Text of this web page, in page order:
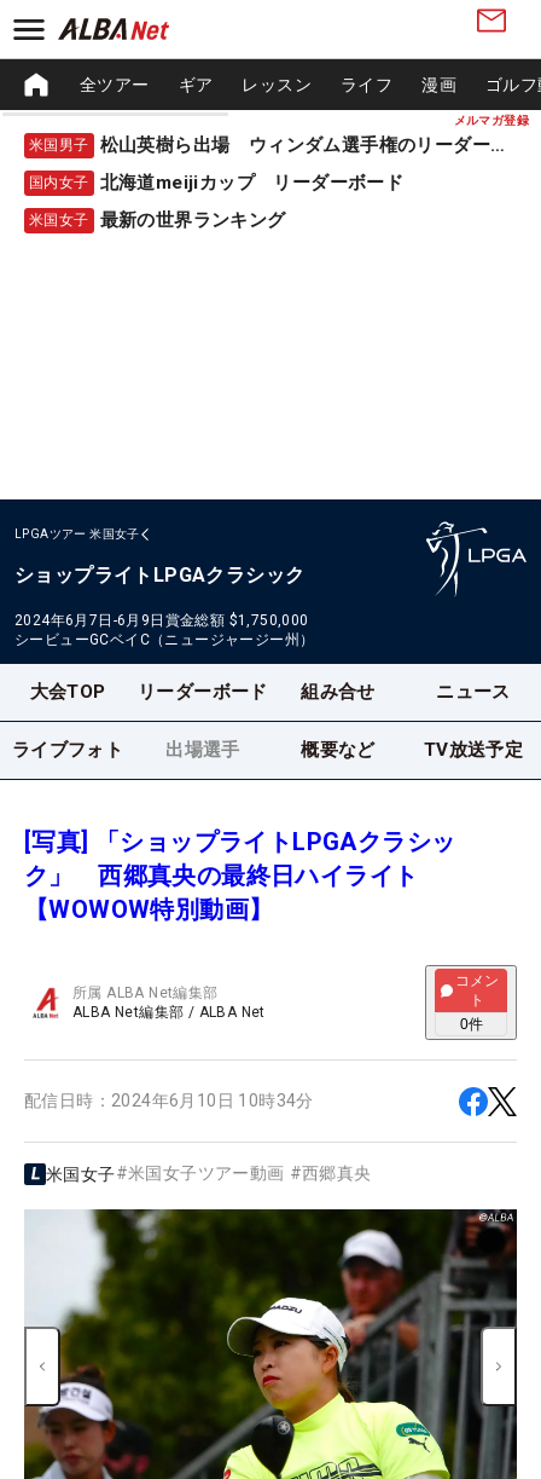
メルマガ登録
全ツアー ギア レッスン ライフ 漫画 ゴル
米国男子 松山英樹ら出場 ウィンダム選手権のリーダーボード
国内女子 北海道meijiカップ リーダーボード
米国女子 最新の世界ランキング
LPGAツアー 米国女子
ショップライトLPGAクラシック
2024年6月7日-6月9日 賞金総額 $1,750,000
シービューGCベイC（ニュージャージー州）
大会TOP リーダーボード 組み合せ ニュース
ライブフォト 出場選手 概要など TV放送予定
[写真] 「ショップライトLPGAクラシッ
ク」 西郷真央の最終日ハイライト
【WOWOW特別動画】
所属ALBA Net編集部
ALBA Net編集部 / ALBA Net
コメン
ト
0件
配信日時： 2024年6月10日 10時34分
米国女子#米国女子ツアー動画 #西郷真央